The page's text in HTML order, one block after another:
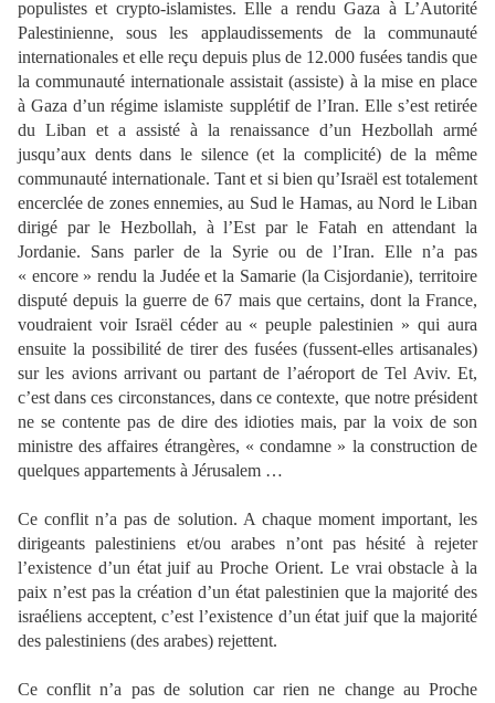
populistes et crypto-islamistes. Elle a rendu Gaza à L’Autorité
Palestinienne, sous les applaudissements de la communauté
internationales et elle reçu depuis plus de 12.000 fusées tandis que
la communauté internationale assistait (assiste) à la mise en place
à Gaza d’un régime islamiste supplétif de l’Iran. Elle s’est retirée
du Liban et a assisté à la renaissance d’un Hezbollah armé
jusqu’aux dents dans le silence (et la complicité) de la même
communauté internationale. Tant et si bien qu’Israël est totalement
encerclée de zones ennemies, au Sud le Hamas, au Nord le Liban
dirigé par le Hezbollah, à l’Est par le Fatah en attendant la
Jordanie. Sans parler de la Syrie ou de l’Iran. Elle n’a pas
« encore » rendu la Judée et la Samarie (la Cisjordanie), territoire
disputé depuis la guerre de 67 mais que certains, dont la France,
voudraient voir Israël céder au « peuple palestinien » qui aura
ensuite la possibilité de tirer des fusées (fussent-elles artisanales)
sur les avions arrivant ou partant de l’aéroport de Tel Aviv. Et,
c’est dans ces circonstances, dans ce contexte, que notre président
ne se contente pas de dire des idioties mais, par la voix de son
ministre des affaires étrangères, « condamne » la construction de
quelques appartements à Jérusalem …
Ce conflit n’a pas de solution. A chaque moment important, les
dirigeants palestiniens et/ou arabes n’ont pas hésité à rejeter
l’existence d’un état juif au Proche Orient. Le vrai obstacle à la
paix n’est pas la création d’un état palestinien que la majorité des
israéliens acceptent, c’est l’existence d’un état juif que la majorité
des palestiniens (des arabes) rejettent.
Ce conflit n’a pas de solution car rien ne change au Proche